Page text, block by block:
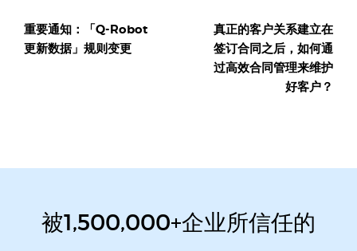
导
航重要通知：「Q-Robot
更新数据」规则变更
真正的客户关系建立在
签订合同之后，如何通
过高效合同管理来维护
好客户？
被1,500,000+企业所信任的